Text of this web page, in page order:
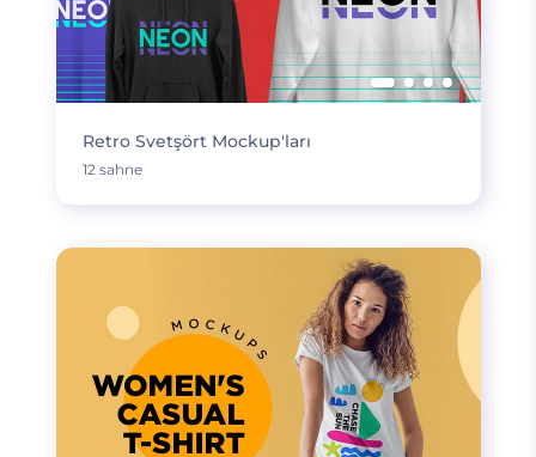
Retro Svetşört Mockup'ları
12 sahne